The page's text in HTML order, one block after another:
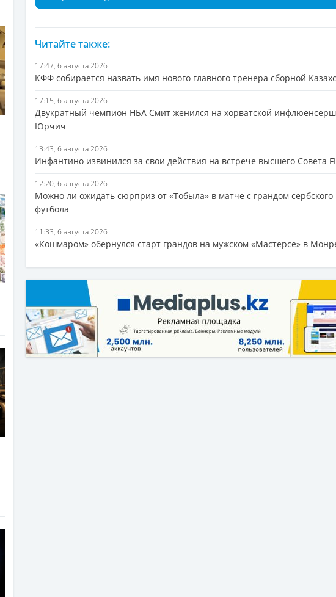
Читайте также:
17:47, 6 августа 2026
КФФ собирается назвать имя нового главного тренера сборной
17:15, 6 августа 2026
Двукратный чемпион НБА Смит женился на хорватской
Юрчич
13:43, 6 августа 2026
Инфантино извинился за свои действия на встрече высшего Совета
12:20, 6 августа 2026
Можно ли ожидать сюрприз от «Тобыла» в матче с грандом сербского
футбола
11:33, 6 августа 2026
«Кошмаром» обернулся старт грандов на мужском «Мастерсе» в